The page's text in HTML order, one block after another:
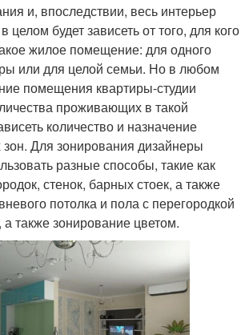
и, впоследствии, весь интерьер
целом будет зависеть от того, для кого
жилое помещение: для одного
или для целой семьи. Но в любом
помещения квартиры-студии
проживающих в такой
количество и назначение
Для зонирования дизайнеры
разные способы, такие как
стенок, барных стоек, а также
потолка и пола с перегородкой
также зонирование цветом.